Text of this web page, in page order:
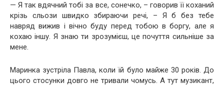
— Я так вдячний тобі за все, сонечко, – говорив її коханий
крізь сльози швидко збираючи речі, – Я б без тебе
навряд вижив і вічно буду перед тобою в боргу, але я
кохаю іншу. Я знаю ти зрозумієш, це почуття сильніше за
мене.
Маринка зустріла Павла, коли їй було майже 30 років. До
цього стосунки довго не тривали чомусь. А тут музикант,